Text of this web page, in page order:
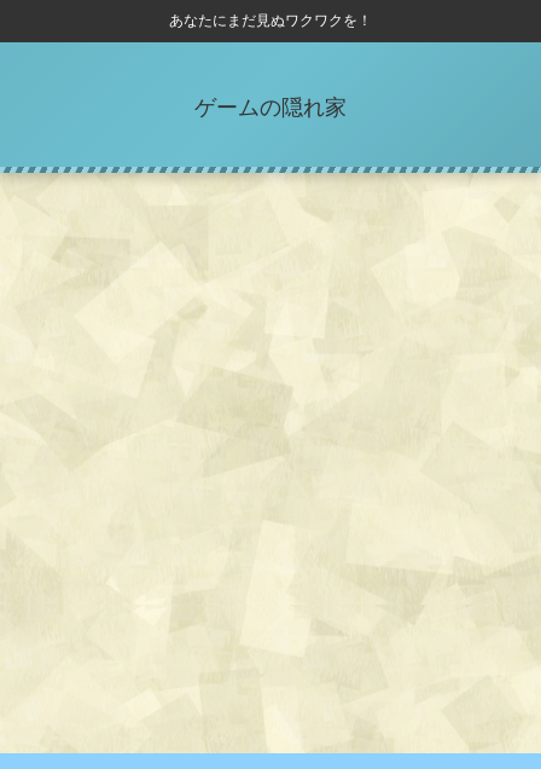
あなたにまだ見ぬワクワクを！
ゲームの隠れ家